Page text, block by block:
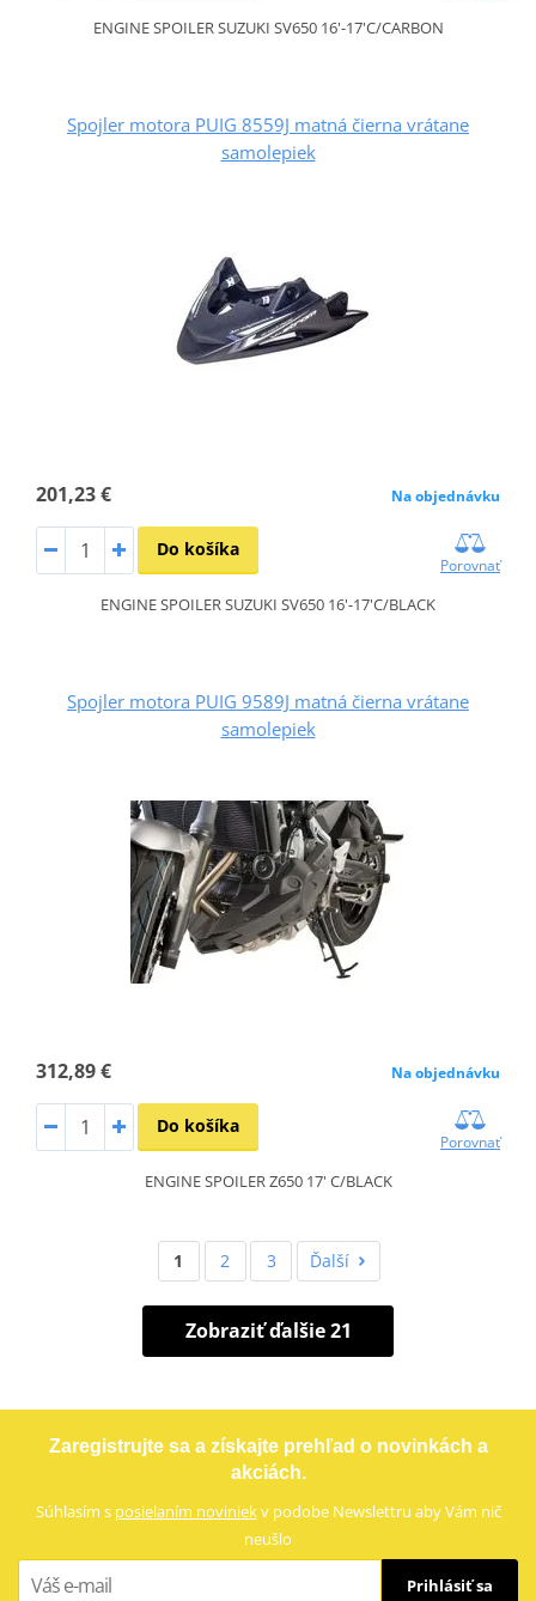
ENGINE SPOILER SUZUKI SV650 16'-17'C/CARBON
Spojler motora PUIG 8559J matná čierna vrátane
samolepiek
201,23 € Na objednávku
Do košíka
Porovnať
ENGINE SPOILER SUZUKI SV650 16'-17'C/BLACK
Spojler motora PUIG 9589J matná čierna vrátane
samolepiek
312,89 € Na objednávku
Do košíka
Porovnať
ENGINE SPOILER Z650 17' C/BLACK
1 2 3 Ďalší
Zobraziť ďalšie 21
Zaregistrujte sa a získajte prehľad o novinkách a
akciách.
Súhlasím s posielaním noviniekv podobe Newslettru aby Vám nič
neušlo
Prihlásiť sa